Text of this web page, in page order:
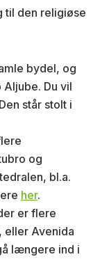
til den religiøse
bydel, og
Aljube. Du vil
står stolt i
og
bl.a.
her.
er flere
Avenida
længere ind i